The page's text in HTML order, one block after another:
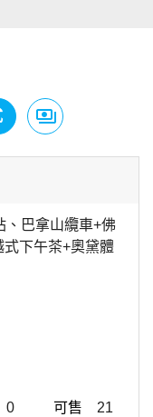
payments
價格模式
、巴拿山纜車+佛
下午茶+奧黛體
0 21